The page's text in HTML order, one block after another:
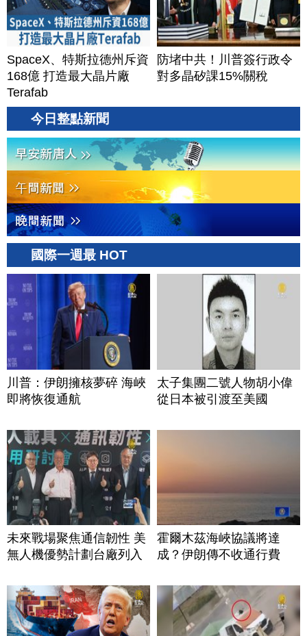
SpaceX、特斯拉德州斥資
168億 打造最大晶片廠
Terafab
防堵中共！川普簽行政令
對多晶矽課15%關稅
今日整點新聞
國際一週最 HOT
川普：伊朗擁核夢碎 海峽
即將恢復通航
太子集團二號人物胡小偉
從日本被引渡至美國
未來戰場聚焦通信韌性 美
無人機優勢計劃台廠列入
霍爾木茲海峽協議將達
成？伊朗傳不收通行費